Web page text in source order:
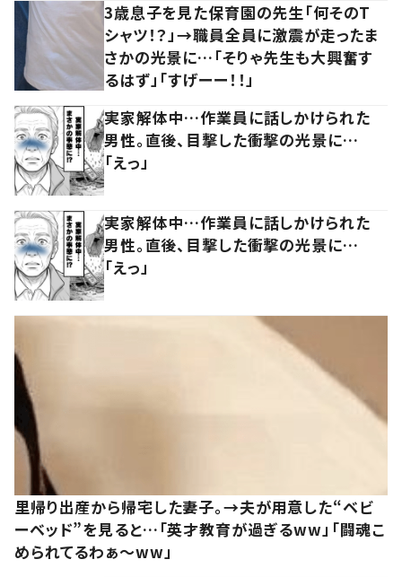
3歳息子を見た保育園の先生「何そのT
シャツ！？」→職員全員に激震が走ったま
さかの光景に…「そりゃ先生も大興奮す
るはず」「すげーー！！」
実家解体中…作業員に話しかけられた
男性。直後、目撃した衝撃の光景に…
「えっ」
実家解体中…作業員に話しかけられた
男性。直後、目撃した衝撃の光景に…
「えっ」
里帰り出産から帰宅した妻子。→夫が用意した“ベビ
ーベッド”を見ると…「英才教育が過ぎるww」「闘魂こ
められてるわぁ～ww」